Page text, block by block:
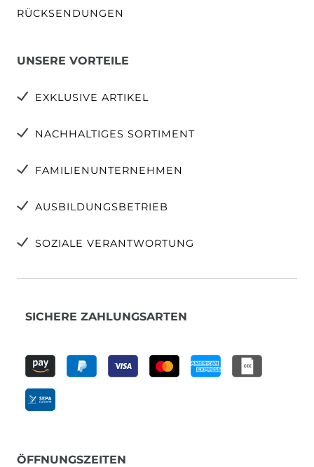
RÜCKSENDUNGEN
UNSERE VORTEILE
EXKLUSIVE ARTIKEL
NACHHALTIGES SORTIMENT
FAMILIENUNTERNEHMEN
AUSBILDUNGSBETRIEB
SOZIALE VERANTWORTUNG
SICHERE ZAHLUNGSARTEN
ÖFFNUNGSZEITEN